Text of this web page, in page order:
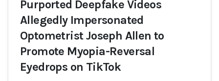
Purported Deepfake Videos
Allegedly Impersonated
Optometrist Joseph Allen to
Promote Myopia-Reversal
Eyedrops on TikTok